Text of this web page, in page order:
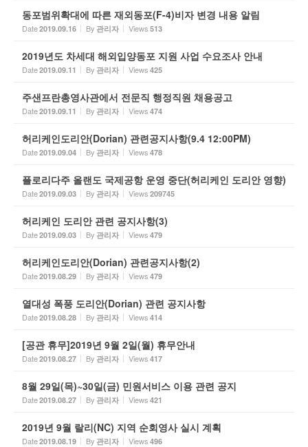
동포범위확대에 따른 재외동포(F-4)비자 변경 내용 알림
Date2019.09.16 By 관리자 Views 513
2019년도 차세대 해외입양동포 지원 사업 수요조사 안내
Date2019.09.11 By 관리자 Views 425
주샌프란총영사관에서 전문직 행정직원 채용공고
Date2019.09.11 By 관리자 Views 474
허리케인도리안(Dorian) 관련공지사항(9.4 12:00PM)
Date2019.09.04 By 관리자 Views 478
플로리다주 올랜도 국제공항 운영 중단(허리케인 도리안 영향)
Date2019.09.03 By 관리자 Views 209745
허리케인 도리안 관련 공지사항(3)
Date2019.09.03 By 관리자 Views 479
허리케인도리안(Dorian) 관련공지사항(2)
Date2019.08.29 By 관리자 Views 479
열대성 폭풍 도리안(Dorian) 관련 공지사항
Date2019.08.28 By 관리자 Views 414
[공관 휴무]2019년 9월 2일(월) 휴무안내
Date2019.08.27 By 관리자 Views 417
8월 29일(목)~30일(금) 민원서비스 이용 관련 공지
Date2019.08.27 By 관리자 Views 421
2019년 9월 랄리(NC) 지역 순회영사 실시 계획
Date2019.08.19 By 관리자 Views 496